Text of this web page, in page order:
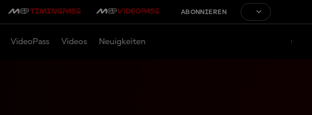
ABONNIEREN
VideoPass Videos Neuigkeiten